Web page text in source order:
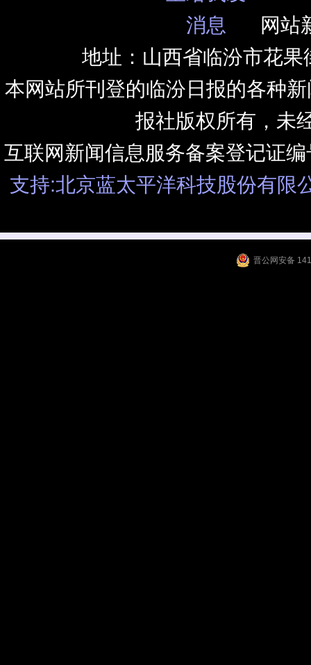
网站
地址：山西省临汾市花
本网站所刊登的临汾日报的各种
报社版权所有，未
互联网新闻信息服务备案登记证
支持:北京蓝太平洋科技股份有限
晋公网安备